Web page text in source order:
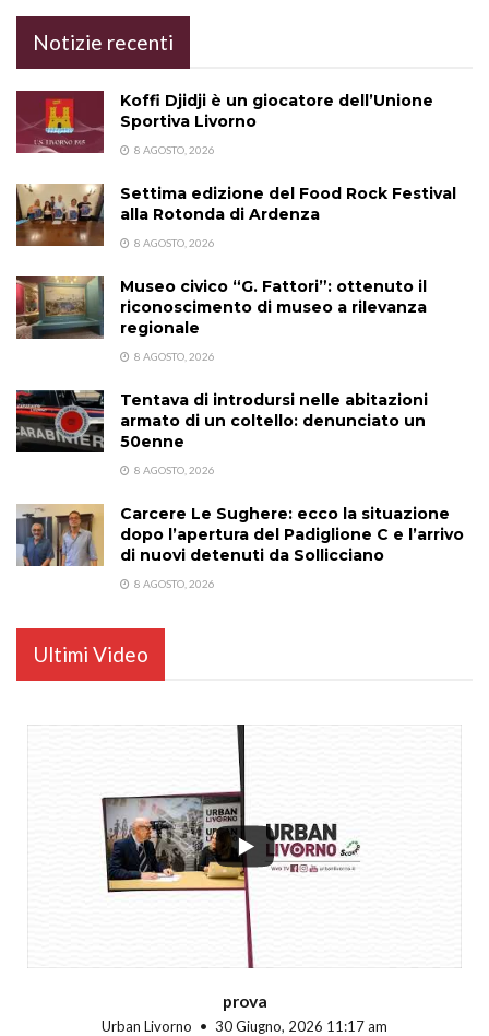
Notizie recenti
Koffi Djidji è un giocatore dell’Unione
Sportiva Livorno
8 AGOSTO, 2026
Settima edizione del Food Rock Festival
alla Rotonda di Ardenza
8 AGOSTO, 2026
Museo civico “G. Fattori”: ottenuto il
riconoscimento di museo a rilevanza
regionale
8 AGOSTO, 2026
Tentava di introdursi nelle abitazioni
armato di un coltello: denunciato un
50enne
8 AGOSTO, 2026
Carcere Le Sughere: ecco la situazione
dopo l’apertura del Padiglione C e l’arrivo
di nuovi detenuti da Sollicciano
8 AGOSTO, 2026
Ultimi Video
prova
Urban Livorno 30 Giugno, 2026 11:17 am